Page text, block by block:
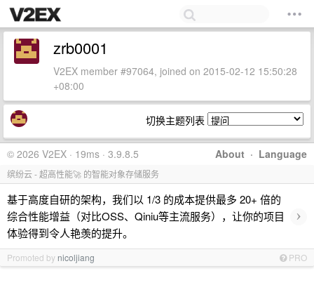
zrb0001
V2EX member #97064, joined on 2015-02-12 15:50:28
+08:00
切换主题列表
About · Language
© 2026 V2EX · 19ms · 3.9.8.5
缤纷云 - 超高性能🚀 的智能对象存储服务
基于高度自研的架构，我们以 1/3 的成本提供最多 20+ 倍的
综合性能增益（对比OSS、Qiniu等主流服务），让你的项目
体验得到令人艳羡的提升。
›
Promoted by nicoljiang PRO